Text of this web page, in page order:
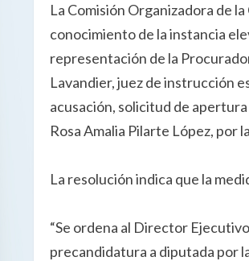
La Comisión Organizadora de
conocimiento de la instancia
representación de la
Lavandier, juez de instrucción
acusación, solicitud de
Rosa Amalia Pilarte López, por
La resolución indica que la
“Se ordena al Director
precandidatura a diputada por